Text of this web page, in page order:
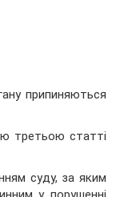
припиняються
третьою статті
суду, за яким